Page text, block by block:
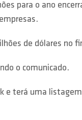
para o ano
de dólares no
o comunicado.
terá uma